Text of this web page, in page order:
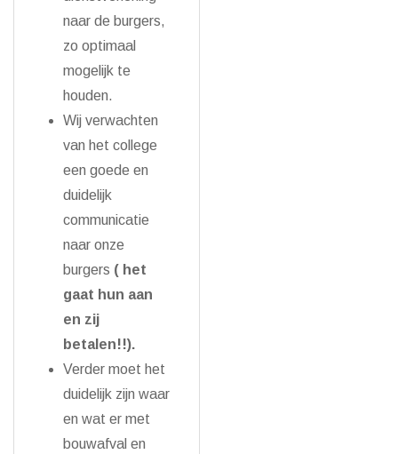
naar de burgers,
zo optimaal
mogelijk te
houden.
Wij verwachten
van het college
een goede en
duidelijk
communicatie
naar onze
burgers ( het
gaat hun aan
en zij
betalen!!).
Verder moet het
duidelijk zijn waar
en wat er met
bouwafval en